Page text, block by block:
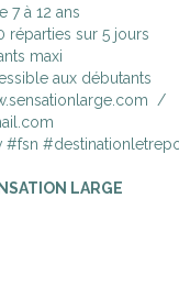
7 à 12 ans
réparties sur 5 jours
maxi
aux débutants
#fsn
LARGE